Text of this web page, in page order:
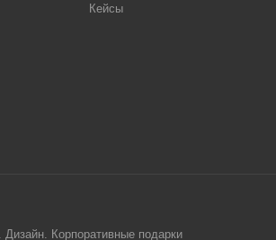
Кейсы
Корпоративные подарки